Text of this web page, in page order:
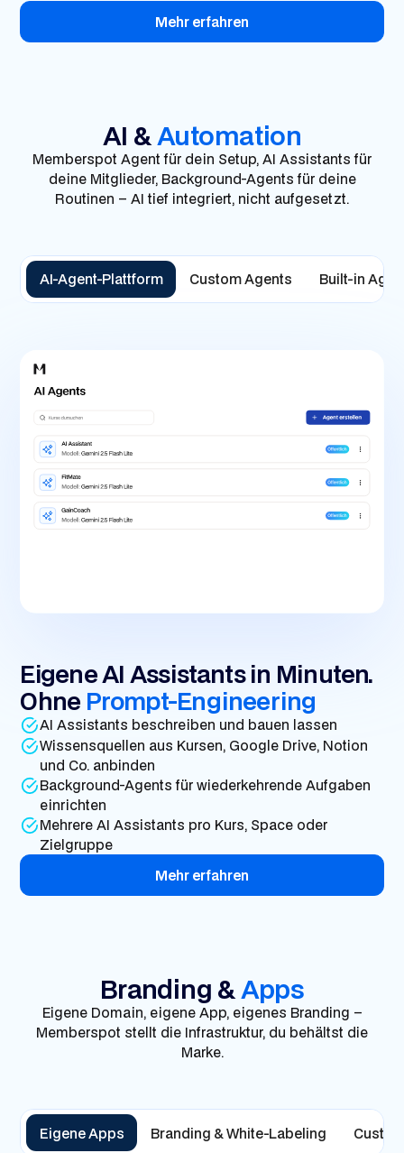
Mehr erfahren
AI &Automation
Memberspot Agent für dein Setup, AI Assistants für
deine Mitglieder, Background-Agents für deine
Routinen – AI tief integriert, nicht aufgesetzt.
AI-Agent-Plattform Custom Agents Built-in
Eigene AI Assistants in Minuten.
Ohne Prompt-Engineering
AI Assistants beschreiben und bauen lassen
Wissensquellen aus Kursen, Google Drive, Notion
und Co. anbinden
Background-Agents für wiederkehrende Aufgaben
einrichten
Mehrere AI Assistants pro Kurs, Space oder
Zielgruppe
Mehr erfahren
Branding &Apps
Eigene Domain, eigene App, eigenes Branding –
Memberspot stellt die Infrastruktur, du behältst die
Marke.
Eigene Apps Branding & White-Labeling